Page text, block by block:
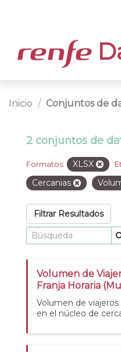
Inicio Conjuntos de
2 conjuntos de
Formatos: XLSX
Cercanias
Filtrar Resultados
Volumen de
Franja Horaria
Volumen de
en el núcleo de